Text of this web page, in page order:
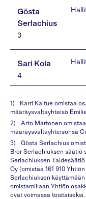
Gösta
Serlachius
3
Sari Kola
4
Karri Kaitue omistaa
määräysvaltayhteisö
Arto Martonen
määräysvaltayhteisönsä
Gösta Serlachius
Bror Serlachiuksen säätiö
Serlachiuksen
Oy (omistaa 161 910
Serlachiuksen
omistamillaan Yhtiön
ovat voimassa toistaiseksi.